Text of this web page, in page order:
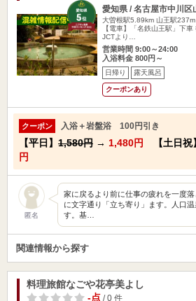
愛知県 / 名古屋市中川区
大曽根駅5.89km 山王駅237m
【電車】「名鉄山王駅」
JCTより…
営業時間 9:00～24:00
入浴料金 800円～
日帰り 露天風呂
クーポンあり
クーポン 入浴＋岩盤浴 100円引き
【平日】 1,580円 → 1,480円 【土日祝】
円
匿名
家に戻るより前に仕事の疲れを一度
に文字通り「立ち寄り」ます。人口
す。基…
関連情報から探す
料理旅館なごや花亭美よし
-点/ 0 件